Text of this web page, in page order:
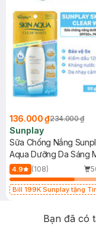
136.000 ₫234.000 ₫
Sunplay
Sữa Chống Nắng
Aqua Dưỡng Da Sáng
4.9 (108)
Bill 199K Sunplay tặng
Bạn đã có